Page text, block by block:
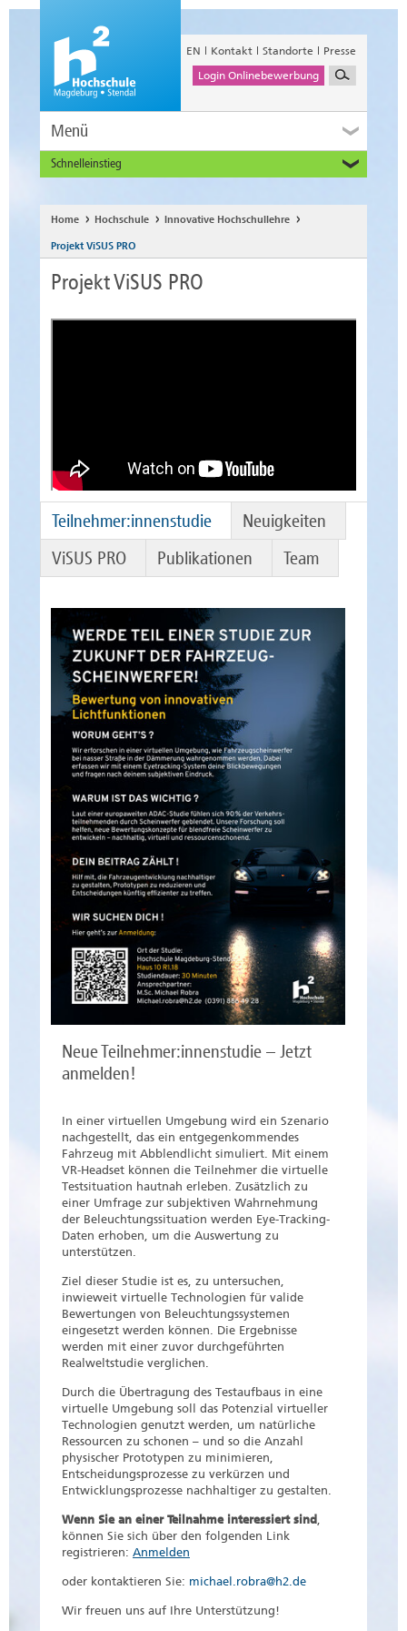
EN Kontakt Standorte
Presse
Login Onlinebewerbung
Menü
Schnelleinstieg
Alumni
Unternehmen und Institutionen
Studierende
Beschäftigte
Home Hochschule Innovative Hochschullehre
Projekt ViSUS PRO
Projekt ViSUS PRO
Teilnehmer:innenstudie
Neuigkeiten
ViSUS PRO
Publikationen Team
Neue Teilnehmer:innenstudie – Jetzt
anmelden!
In einer virtuellen Umgebung wird ein Szenario
nachgestellt, das ein entgegenkommendes
Fahrzeug mit Abblendlicht simuliert. Mit einem
VR-Headset können die Teilnehmer die virtuelle
Testsituation hautnah erleben. Zusätzlich zu
einer Umfrage zur subjektiven Wahrnehmung
der Beleuchtungssituation werden Eye-Tracking-
Daten erhoben, um die Auswertung zu
unterstützen.
Ziel dieser Studie ist es, zu untersuchen,
inwieweit virtuelle Technologien für valide
Bewertungen von Beleuchtungssystemen
eingesetzt werden können. Die Ergebnisse
werden mit einer zuvor durchgeführten
Realweltstudie verglichen.
Durch die Übertragung des Testaufbaus in eine
virtuelle Umgebung soll das Potenzial virtueller
Technologien genutzt werden, um natürliche
Ressourcen zu schonen – und so die Anzahl
physischer Prototypen zu minimieren,
Entscheidungsprozesse zu verkürzen und
Entwicklungsprozesse nachhaltiger zu gestalten.
Wenn Sie an einer Teilnahme interessiert sind ,
können Sie sich über den folgenden Link
registrieren: Anmelden
oder kontaktieren Sie: michael.robra@h2.de
Wir freuen uns auf Ihre Unterstützung!